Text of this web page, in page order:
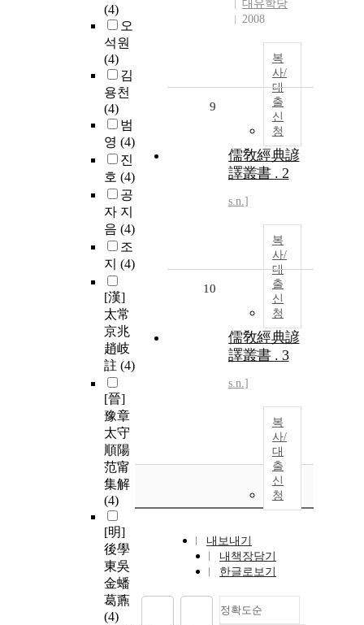
(4)
오
석원
(4)
김
용천
(4)
범
영 (4)
진
호 (4)
공
자 지
음 (4)
조
지 (4)
[漢]
太常
京兆
趙岐
註 (4)
[晉]
豫章
太守
順陽
范甯
集解
(4)
[明]
後學
東吳
金蟠
葛鼒
(4)
대유학당
2008
복
사/
대
출
신
청
9
儒敎經典諺
譯叢書 . 2
s.n.]
복
사/
대
출
신
청
10
儒敎經典諺
譯叢書 . 3
s.n.]
복
사/
대
출
신
청
내보내기
내책장담기
한글로보기
정확도순